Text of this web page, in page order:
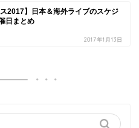
ス2017】日本＆海外ライブのスケジ
日まとめ
2017年1月13日